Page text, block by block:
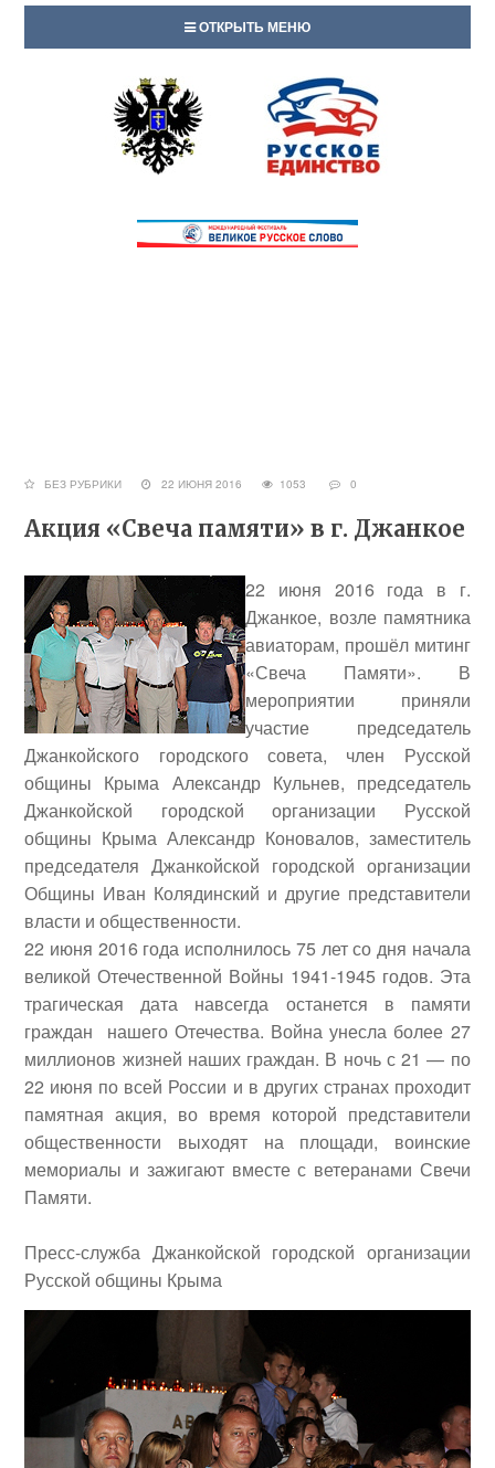
ОТКРЫТЬ МЕНЮ
БЕЗ РУБРИКИ 22 ИЮНЯ 2016 1053 0
Акция «Свеча памяти» в г. Джанкое
22 июня 2016 года в г.
Джанкое, возле памятника
авиаторам, прошёл митинг
«Свеча Памяти». В
мероприятии приняли
участие председатель
Джанкойского городского совета, член Русской
общины Крыма Александр Кульнев, председатель
Джанкойской городской организации Русской
общины Крыма Александр Коновалов, заместитель
председателя Джанкойской городской организации
Общины Иван Колядинский и другие представители
власти и общественности.
22 июня 2016 года исполнилось 75 лет со дня начала
великой Отечественной Войны 1941-1945 годов. Эта
трагическая дата навсегда останется в памяти
граждан нашего Отечества. Война унесла более 27
миллионов жизней наших граждан. В ночь с 21 — по
22 июня по всей России и в других странах проходит
памятная акция, во время которой представители
общественности выходят на площади, воинские
мемориалы и зажигают вместе с ветеранами Свечи
Памяти.
Пресс-служба Джанкойской городской организации
Русской общины Крыма